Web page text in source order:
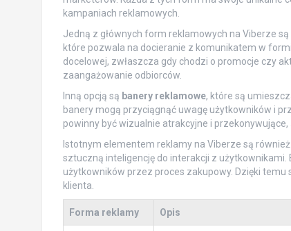
kampaniach reklamowych.
Jedną z głównych form reklamowych na Viberze są
które pozwala na docieranie z komunikatem w
docelowej, zwłaszcza gdy chodzi o promocje czy
zaangażowanie odbiorców.
Inną opcją są banery reklamowe, które są
banery mogą przyciągnąć uwagę użytkowników i
powinny być wizualnie atrakcyjne i
Istotnym elementem reklamy na Viberze są również
sztuczną inteligencję do interakcji z
użytkowników przez proces zakupowy. Dzięki
klienta.
Forma reklamy Opis